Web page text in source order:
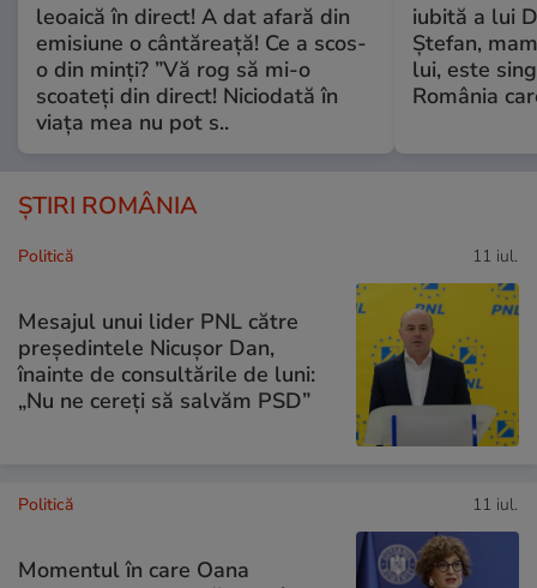
leoaică în direct! A dat afară din
emisiune o cântăreață! Ce a scos-
o din minți? ”Vă rog să mi-o
scoateți din direct! Niciodată în
viața mea nu pot s..
iubită a lui
Ștefan,
lui, este
România
ȘTIRI ROMÂNIA
Politică 11 iul.
Mesajul unui lider PNL către
președintele Nicușor Dan,
înainte de consultările de luni:
„Nu ne cereți să salvăm PSD”
Politică 11 iul.
Momentul în care Oana